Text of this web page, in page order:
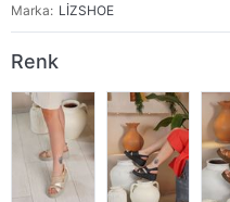
Marka
LİZSHOE
Renk